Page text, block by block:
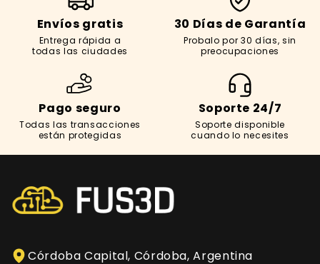
Envíos gratis
Entrega rápida a
todas las ciudades
30 Días de Garantía
Probalo por 30 días, sin
preocupaciones
Pago seguro
Todas las transacciones
están protegidas
Soporte 24/7
Soporte disponible
cuando lo necesites
Córdoba Capital, Córdoba, Argentina